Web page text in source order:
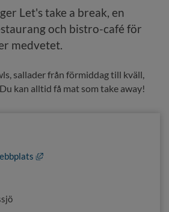
Let's take a break, en
och bistro-café för
medvetet.
sallader från förmiddag till kväll,
kan alltid få mat som take away!
Länk till annan webbplats,